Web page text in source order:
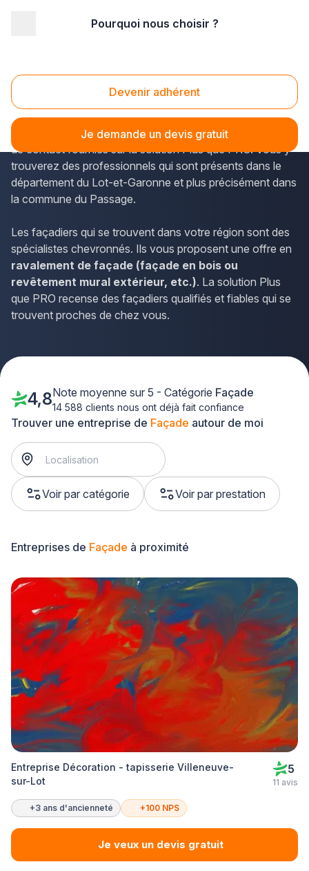
Pourquoi nous choisir ?
Devenir adhérent
Je demande un devis gratuit
Façade Le Passage (47520)
Les informations relatives aux prestations des façadiers
en Aquitaine sont accessibles en utilisant les informations
de contact fournies sur la solution Plus que PRO. Vous y
trouverez des professionnels qui sont présents dans le
département du Lot-et-Garonne et plus précisément dans
la commune du Passage.
Les façadiers qui se trouvent dans votre région sont des
spécialistes chevronnés. Ils vous proposent une offre en
ravalement de façade (façade en bois ou
revêtement mural extérieur, etc.). La solution Plus
que PRO recense des façadiers qualifiés et fiables qui se
trouvent proches de chez vous.
Trouver une entreprise de Façade autour de moi
Voir par catégorie Voir par prestation
4,8Note moyenne sur 5 - Catégorie Façade
14 588 clients nous ont déjà fait confiance
Entreprises de Façade à proximité
Entreprise Décoration - tapisserie Villeneuve-
sur-Lot
5
11 avis
+3 ans d'ancienneté +100 NPS
Je veux un devis gratuit